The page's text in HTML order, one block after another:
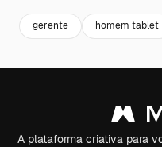
gerente homem tablet
A plataforma criativa para